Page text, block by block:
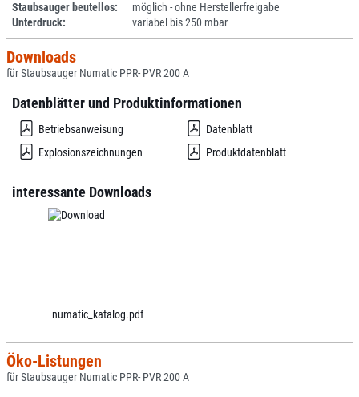
Staubsauger beutellos:
möglich - ohne Herstellerfreigabe
Unterdruck:
variabel bis 250 mbar
Downloads
für Staubsauger Numatic PPR- PVR 200 A
Datenblätter und Produktinformationen
Betriebsanweisung
Datenblatt
Explosionszeichnungen
Produktdatenblatt
interessante Downloads
numatic_katalog.pdf
Öko-Listungen
für Staubsauger Numatic PPR- PVR 200 A